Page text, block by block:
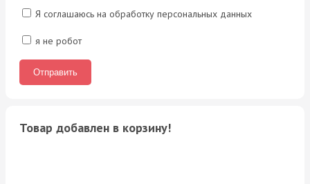
Я соглашаюсь на обработку персональных данных
я не робот
Товар добавлен в корзину!